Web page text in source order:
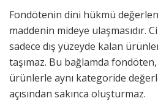
Fondötenin dini hükmü
maddenin mideye ulaşmasıdır.
sadece dış yüzeyde kalan
taşımaz. Bu bağlamda
ürünlerle aynı kategoride
açısından sakınca oluşturmaz.